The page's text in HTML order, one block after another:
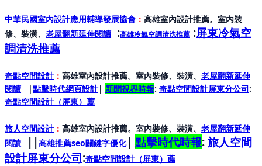
中華民國室內設計應用輔導發展協會 ： 高雄室內設計推薦。室內裝
修、裝潢、 老屋翻新延伸閱讀 :高雄冷氣空調清洗推薦 :屏東冷氣空
調清洗推薦
奇點空間設計： 高雄室內設計推薦。室內裝修、裝潢、 老屋翻新延伸
閱讀 |點擊時代網頁設計| 新聞視界時報: 奇點空間設計屏東分公司:
奇點空間設計（屏東） 薦
旅人空間設計： 高雄室內設計推薦。室內裝修、裝潢、 老屋翻新延伸
閱讀
||高雄推薦seo關鍵字優化| 點擊時代時報: 旅人空間
設計屏東分公司:奇點空間設計（屏東） 薦